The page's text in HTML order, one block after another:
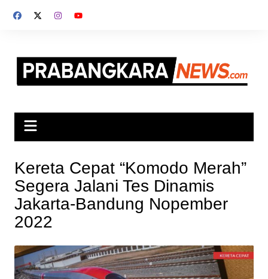
Kereta Cepat “Komodo Merah”
Segera Jalani Tes Dinamis
Jakarta-Bandung Nopember
2022